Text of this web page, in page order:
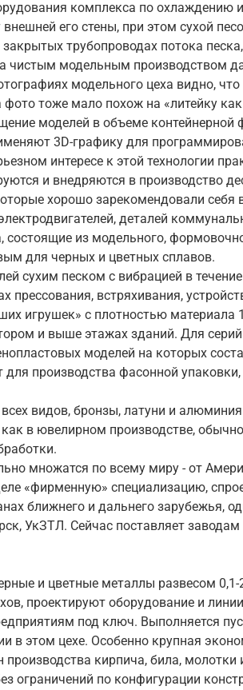
комплекса по охлаждению
его стены, при этом сухой
трубопроводах потока
чистым модельным производством
модельного цеха видно,
тоже мало похож на «литейку
моделей в объеме
3D-графику для
интересе к этой технологии
и внедряются в производство
хорошо зарекомендовали себя
деталей
из модельного,
для черных и цветных сплавов.
сухим песком с вибрацией в
встряхивания,
игрушек» с плотностью
и выше этажах зданий. Для
моделей на которых
для производства фасонной
видов, бронзы, латуни и
как в ювелирном производстве,
множатся по всему миру - от
«фирменную» специализацию,
ближнего и дальнего зарубежья,
УкЗТЛ. Сейчас поставляет
и цветные металлы развесом
проектируют оборудование и
под ключ. Выполняется
в этом цехе. Особенно крупная
кирпича, била, молотки
по конфигурации